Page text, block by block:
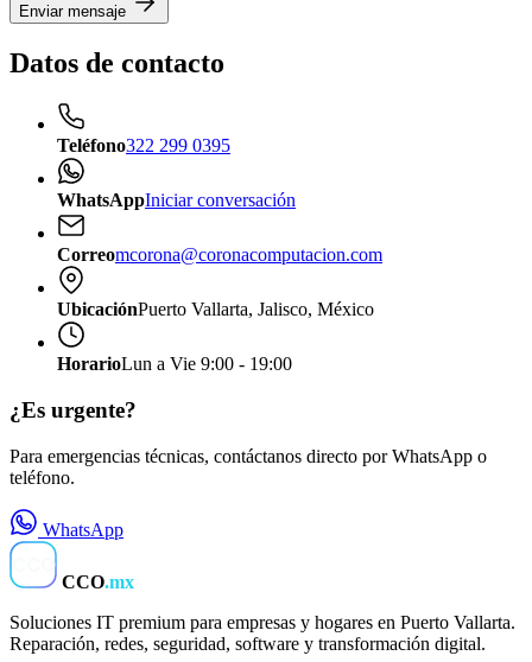
Enviar mensaje
Datos de contacto
Teléfono322 299 0395
WhatsAppIniciar conversación
Correomcorona@coronacomputacion.com
UbicaciónPuerto Vallarta, Jalisco, México
HorarioLun a Vie 9:00 - 19:00
¿Es urgente?
Para emergencias técnicas, contáctanos directo por WhatsApp o
teléfono.
WhatsApp
CCO
CCO.mx
Soluciones IT premium para empresas y hogares en Puerto Vallarta.
Reparación, redes, seguridad, software y transformación digital.